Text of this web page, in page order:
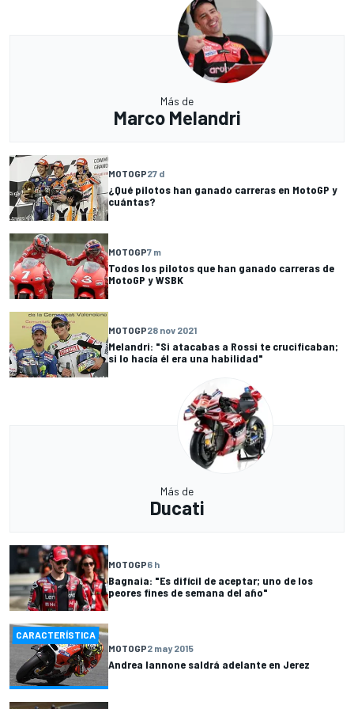
Más de
Marco Melandri
MOTOGP27 d
¿Qué pilotos han ganado carreras en MotoGP y
cuántas?
MOTOGP7 m
Todos los pilotos que han ganado carreras de
MotoGP y WSBK
MOTOGP28 nov 2021
Melandri: "Si atacabas a Rossi te crucificaban;
si lo hacía él era una habilidad"
Más de
Ducati
MOTOGP6 h
Bagnaia: "Es difícil de aceptar; uno de los
peores fines de semana del año"
CARACTERÍSTICA
MOTOGP2 may 2015
Andrea Iannone saldrá adelante en Jerez